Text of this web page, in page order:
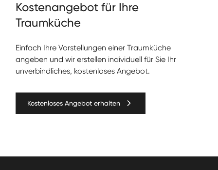
Kos­te­nange­bot für Ihre
Traumküche
Ein­fach Ihre Vorstel­lun­gen ein­er Traumküche
angeben und wir erstellen individuell für Sie Ihr
unverbindliches, kostenloses Angebot.
Kostenloses Angebot erhalten